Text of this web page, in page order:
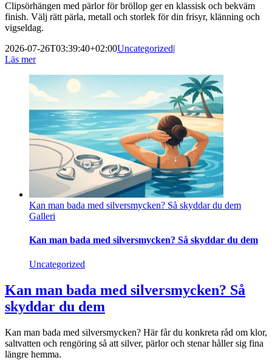
Clipsörhängen med pärlor för bröllop ger en klassisk och bekväm
finish. Välj rätt pärla, metall och storlek för din frisyr, klänning och
vigseldag.
2026-07-26T03:39:40+02:00Uncategorized|
Läs mer
Kan man bada med silversmycken? Så skyddar du dem
Galleri
Kan man bada med silversmycken? Så skyddar du dem
Uncategorized
Kan man bada med silversmycken? Så
skyddar du dem
Kan man bada med silversmycken? Här får du konkreta råd om klor,
saltvatten och rengöring så att silver, pärlor och stenar håller sig fina
längre hemma.